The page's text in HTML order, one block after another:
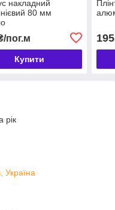
накладний
80 мм
пог.м
Купити
195
рік
Україна